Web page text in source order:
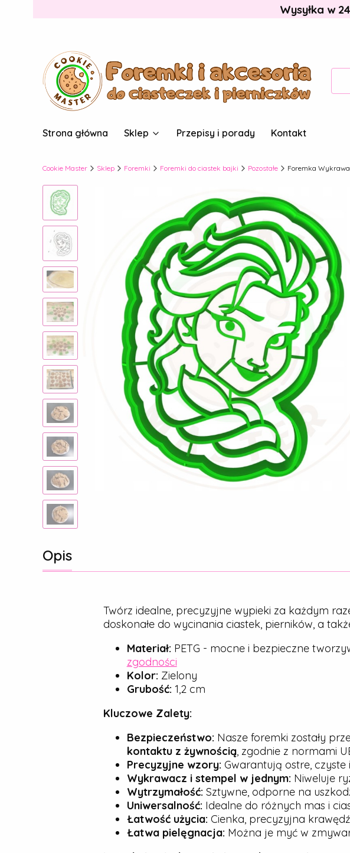
Wysyłka w
Strona główna Sklep Przepisy i porady Kontakt
Cookie Master Sklep Foremki Foremki do ciastek bajki Pozostałe Foremka
Opis
Twórz idealne, precyzyjne wypieki za każdym
doskonałe do wycinania ciastek, pierników, a
Materiał: PETG - mocne i bezpieczne
zgodności
Kolor: Zielony
Grubość: 1,2 cm
Kluczowe Zalety:
Bezpieczeństwo: Nasze foremki zostały
kontaktu z żywnością, zgodnie z normami
Precyzyjne wzory: Gwarantują ostre, czyste
Wykrawacz i stempel w jednym: Niweluje
Wytrzymałość: Sztywne, odporne na
Uniwersalność: Idealne do różnych mas i
Łatwość użycia: Cienka, precyzyjna
Łatwa pielęgnacja: Można je myć w